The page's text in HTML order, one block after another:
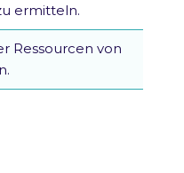
ermitteln.
Ressourcen von